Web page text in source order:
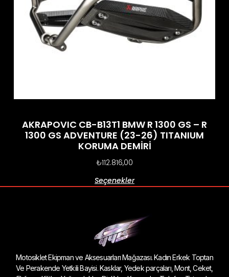
AKRAPOVIC CB-B13T1 BMW R 1300 GS – R
1300 GS ADVENTURE (23-26) TITANIUM
KORUMA DEMİRİ
₺112.816,00
Seçenekler
Motosiklet Ekipman ve Aksesuarları Mağazası. Kadın Erkek Toptan
Ve Perakende Yetkili Bayisi. Kasklar, Yedek parçaları, Mont, Ceket,